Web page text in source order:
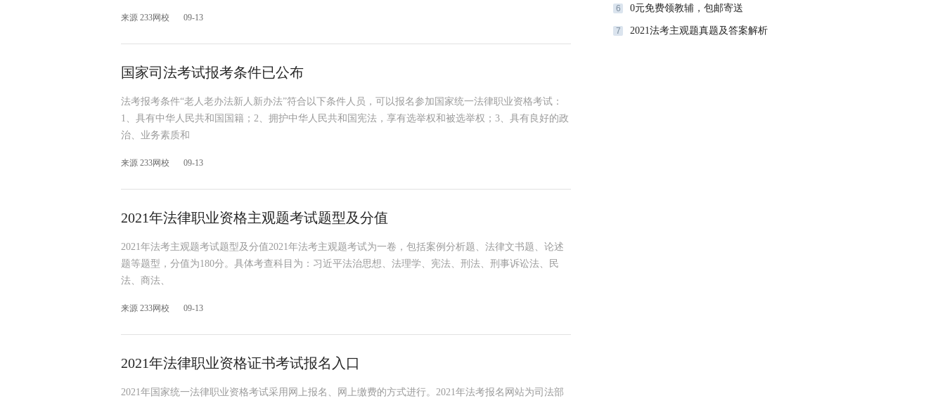
来源 233网校 09-13
国家司法考试报考条件已公布
法考报考条件“老人老办法新人新办法”符合以下条件人员，可以报名参加国家统一法律职业资格考试：
1、具有中华人民共和国国籍；2、拥护中华人民共和国宪法，享有选举权和被选举权；3、具有良好的政
治、业务素质和
来源 233网校 09-13
2021年法律职业资格主观题考试题型及分值
2021年法考主观题考试题型及分值2021年法考主观题考试为一卷，包括案例分析题、法律文书题、论述
题等题型，分值为180分。具体考查科目为：习近平法治思想、法理学、宪法、刑法、刑事诉讼法、民
法、商法、
来源 233网校 09-13
2021年法律职业资格证书考试报名入口
2021年国家统一法律职业资格考试采用网上报名、网上缴费的方式进行。2021年法考报名网站为司法部
6 0元免费领教辅，包邮寄送
7 2021法考主观题真题及答案解析